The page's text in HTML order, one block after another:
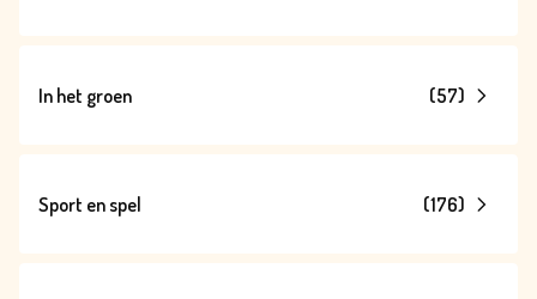
In het groen (57)
Sport en spel (176)